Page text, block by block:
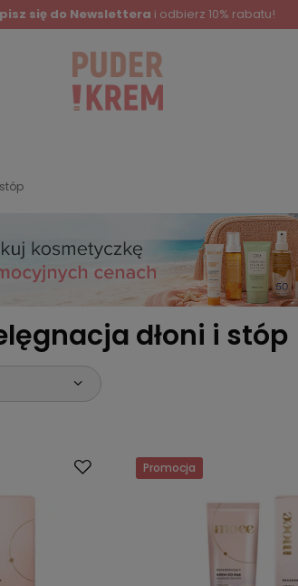
się do Newslettera i odbierz 10% rabatu!
dłoni i stóp
Promocja